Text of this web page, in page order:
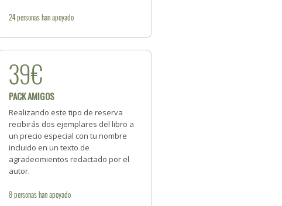
24personashan apoyado
39€
PACK AMIGOS
Realizando este tipo de reserva
recibirás dos ejemplares del libro a
un precio especial con tu nombre
incluido en un texto de
agradecimientos redactado por el
autor.
8personashan apoyado